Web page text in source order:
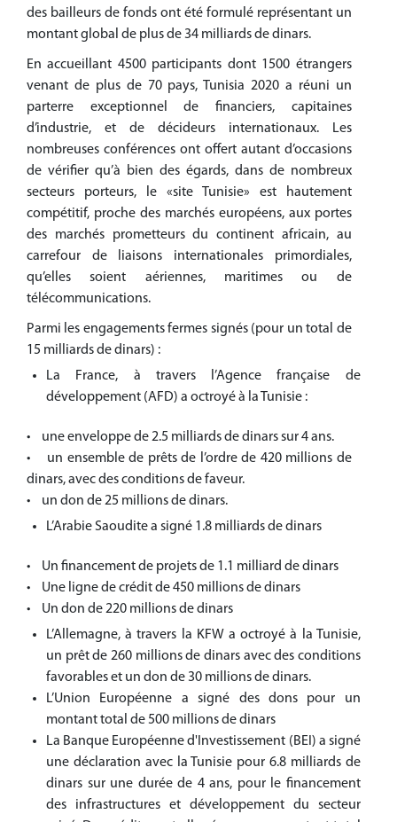
des bailleurs de fonds ont été formulé représentant un
montant global de plus de 34 milliards de dinars.
En accueillant 4500 participants dont 1500 étrangers
venant de plus de 70 pays, Tunisia 2020 a réuni un
parterre exceptionnel de financiers, capitaines
d’industrie, et de décideurs internationaux. Les
nombreuses conférences ont offert autant d’occasions
de vérifier qu’à bien des égards, dans de nombreux
secteurs porteurs, le «site Tunisie» est hautement
compétitif, proche des marchés européens, aux portes
des marchés prometteurs du continent africain, au
carrefour de liaisons internationales primordiales,
qu’elles soient aériennes, maritimes ou de
télécommunications.
Parmi les engagements fermes signés (pour un total de
15 milliards de dinars) :
La France, à travers l’Agence française de
développement (AFD) a octroyé à la Tunisie :
• une enveloppe de 2.5 milliards de dinars sur 4 ans.
• un ensemble de prêts de l’ordre de 420 millions de
dinars, avec des conditions de faveur.
• un don de 25 millions de dinars.
L’Arabie Saoudite a signé 1.8 milliards de dinars
• Un financement de projets de 1.1 milliard de dinars
• Une ligne de crédit de 450 millions de dinars
• Un don de 220 millions de dinars
L’Allemagne, à travers la KFW a octroyé à la Tunisie,
un prêt de 260 millions de dinars avec des conditions
favorables et un don de 30 millions de dinars.
L’Union Européenne a signé des dons pour un
montant total de 500 millions de dinars
La Banque Européenne d'Investissement (BEI) a signé
une déclaration avec la Tunisie pour 6.8 milliards de
dinars sur une durée de 4 ans, pour le financement
des infrastructures et développement du secteur